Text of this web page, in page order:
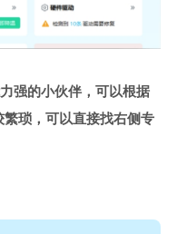
强的小伙伴，可以根据
琐，可以直接找右侧专